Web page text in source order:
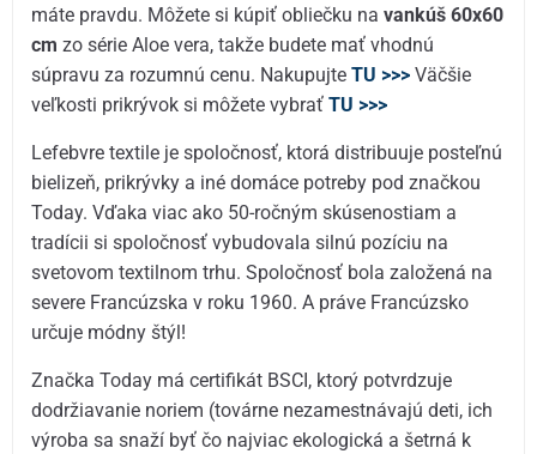
máte pravdu. Môžete si kúpiť obliečku navankúš 60x60
cm zo série Aloe vera, takže budete mať vhodnú
súpravu za rozumnú cenu. NakupujteTU >>> Väčšie
veľkosti prikrývok si môžete vybraťTU >>>
Lefebvre textile je spoločnosť, ktorá distribuuje posteľnú
bielizeň, prikrývky a iné domáce potreby pod značkou
Today. Vďaka viac ako 50-ročným skúsenostiam a
tradícii si spoločnosť vybudovala silnú pozíciu na
svetovom textilnom trhu. Spoločnosť bola založená na
severe Francúzska v roku 1960. A práve Francúzsko
určuje módny štýl!
Značka Today má certifikát BSCI, ktorý potvrdzuje
dodržiavanie noriem (továrne nezamestnávajú deti, ich
výroba sa snaží byť čo najviac ekologická a šetrná k